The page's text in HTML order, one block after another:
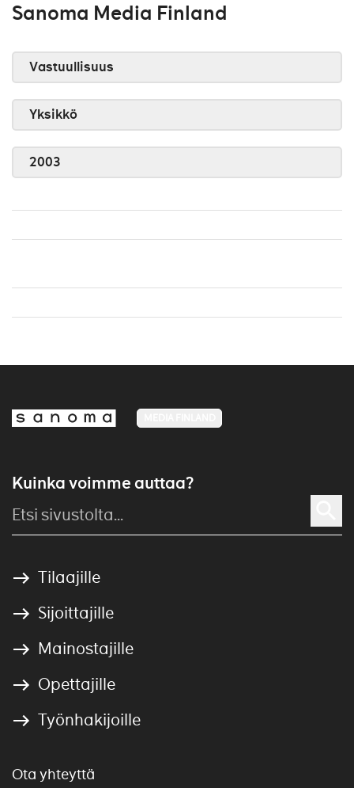
Sanoma Media Finland
Vastuullisuus
Yksikkö
2003
Kuinka voimme auttaa?
Tilaajille
Sijoittajille
Mainostajille
Opettajille
Työnhakijoille
Ota yhteyttä